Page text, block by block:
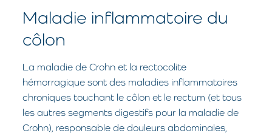
Maladie inflammatoire du
côlon
La maladie de Crohn et la rectocolite
hémorragique sont des maladies inflammatoires
chroniques touchant le côlon et le rectum (et tous
les autres segments digestifs pour la maladie de
Crohn), responsable de douleurs abdominales,